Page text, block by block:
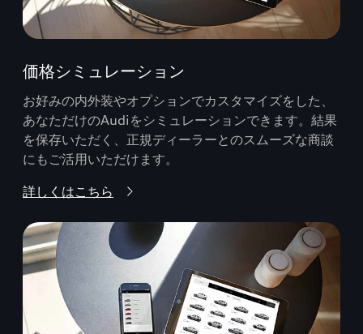
価格シミュレーション
お好みの内外装やオプションでカスタマイズをした、
あなただけのAudiをシミュレーションできます。結果
を保存いただく、正規ディーラーとのスムーズな商談
にもご活用いただけます。
詳しくはこちら